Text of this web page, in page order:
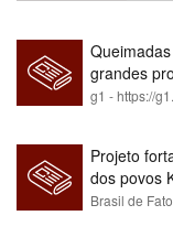
grandes
relatório
g1 - https://
Projeto
dos povos
Brasil de